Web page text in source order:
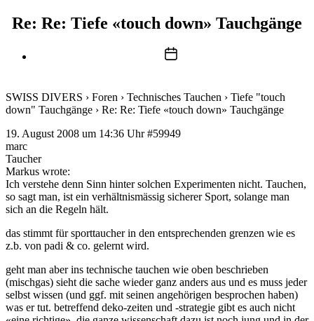
Re: Re: Tiefe «touch down» Tauchgänge
Beitragsdatum
SWISS DIVERS › Foren › Technisches Tauchen › Tiefe "touch
down" Tauchgänge › Re: Re: Tiefe «touch down» Tauchgänge
19. August 2008 um 14:36 Uhr #59949
marc
Taucher
Markus wrote:
Ich verstehe denn Sinn hinter solchen Experimenten nicht. Tauchen,
so sagt man, ist ein verhältnismässig sicherer Sport, solange man
sich an die Regeln hält.
das stimmt für sporttaucher in den entsprechenden grenzen wie es
z.b. von padi & co. gelernt wird.
geht man aber ins technische tauchen wie oben beschrieben
(mischgas) sieht die sache wieder ganz anders aus und es muss jeder
selbst wissen (und ggf. mit seinen angehörigen besprochen haben)
was er tut. betreffend deko-zeiten und -strategie gibt es auch nicht